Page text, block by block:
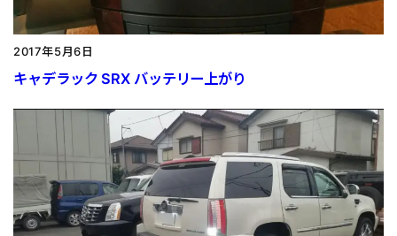
2017年5月6日
キャデラック SRX バッテリー上がり